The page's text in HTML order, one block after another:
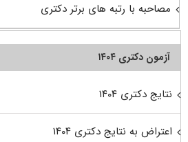
مصاحبه با رتبه های برتر دکتری
آزمون دکتری ۱۴۰۴
نتایج دکتری ۱۴۰۴
اعتراض به نتایج دکتری ۱۴۰۴